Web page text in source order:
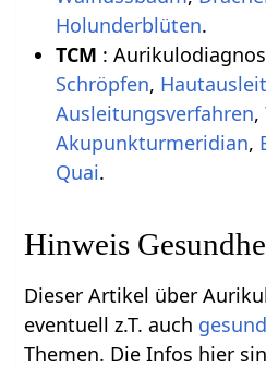
Holunderblüten.
TCM :
Schröpfen,
Ausleitungsverfahren,
Akupunkturmeridian,
Quai.
Hinweis
Dieser Artikel über
eventuell z.T. auch
Themen. Die Infos hier